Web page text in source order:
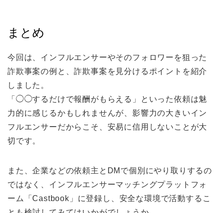
まとめ
今回は、インフルエンサーやそのフォロワーを狙った
詐欺事案の例と、詐欺事案を見分けるポイントを紹介
しました。
「◯◯するだけで報酬がもらえる」といった依頼は魅
力的に感じるかもしれませんが、影響力の大きいイン
フルエンサーだからこそ、安易に信用しないことが大
切です。
また、企業などの依頼主とDMで個別にやり取りするの
ではなく、インフルエンサーマッチングプラットフォ
ーム「Castbook」に登録し、安全な環境で活動するこ